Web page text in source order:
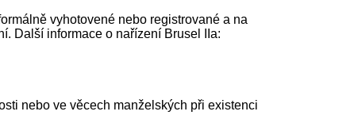
vyhotovené nebo registrované a na
Další informace o nařízení Brusel IIa:
nebo ve věcech manželských při existenci